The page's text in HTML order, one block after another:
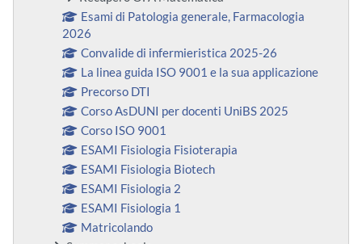
Esami di Patologia generale, Farmacologia
2026
Convalide di infermieristica 2025-26
La linea guida ISO 9001 e la sua applicazione
Precorso DTI
Corso AsDUNI per docenti UniBS 2025
Corso ISO 9001
ESAMI Fisiologia Fisioterapia
ESAMI Fisiologia Biotech
ESAMI Fisiologia 2
ESAMI Fisiologia 1
Matricolando